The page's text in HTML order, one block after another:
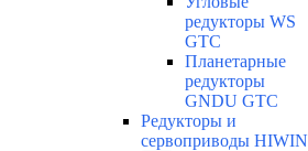
редукторы WS
GTC
Планетарные
редукторы
GNDU GTC
Редукторы и
сервоприводы HIWIN